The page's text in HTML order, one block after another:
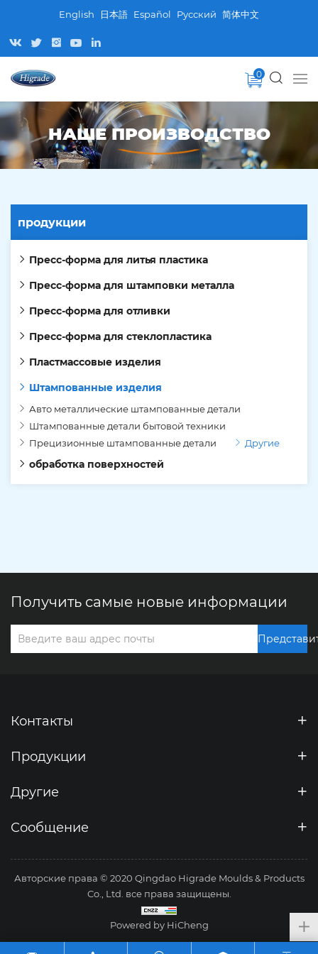
English 日本語 Español Pусский 简体中文
0
НАШЕ ПРОИЗВОДСТВО
продукции
Пресс-форма для литья пластика
Пресс-форма для штамповки металла
Пресс-форма для отливки
Пресс-форма для стеклопластика
Пластмассовые изделия
Штампованные изделия
Авто металлические штампованные детали
Штампованные детали бытовой техники
Прецизионные штампованные детали
Другие
обработка поверхностей
Получить самые новые информации
Контакты
Продукции
Другие
Сообщение
Авторские права © 2020 Qingdao Higrade Moulds & Products
Co., Ltd. все права защищены.
Powered by HiCheng